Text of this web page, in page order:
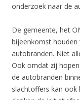
onderzoek naar de
De gemeente, het
bijeenkomst
autobranden. Niet
Ook omdat zij
de autobranden
slachtoffers kan ook